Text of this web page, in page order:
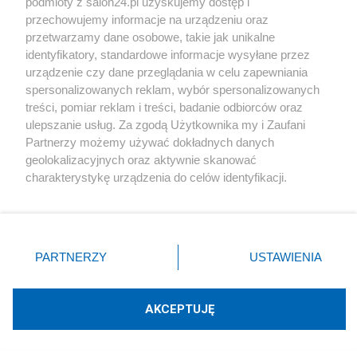
Kultura
Rocznica Poznańskiego Czerwca 1956. Nowa
inicjatywa prezydenta Nawrockiego
Redakcja
Inne tematy w dzialeKultura
przechowujemy informacje na urządzeniu oraz
przetwarzamy dane osobowe, takie jak unikalne
identyfikatory, standardowe informacje wysyłane przez
urządzenie czy dane przeglądania w celu zapewniania
spersonalizowanych reklam, wybór spersonalizowanych
treści, pomiar reklam i treści, badanie odbiorców oraz
ulepszanie usług. Za zgodą Użytkownika my i Zaufani
Partnerzy możemy używać dokładnych danych
geolokalizacyjnych oraz aktywnie skanować
charakterystykę urządzenia do celów identyfikacji.
zmienić/wycofać klikając przycisk ustawień prywatności
znajdujący się w lewym dolnym rogu strony
rodzaje przetwarzania danych nie wymagają zgody
użytkownika, ale masz prawo sprzeciwić się takiemu
PARTNERZY USTAWIENIA
AKCEPTUJĘ